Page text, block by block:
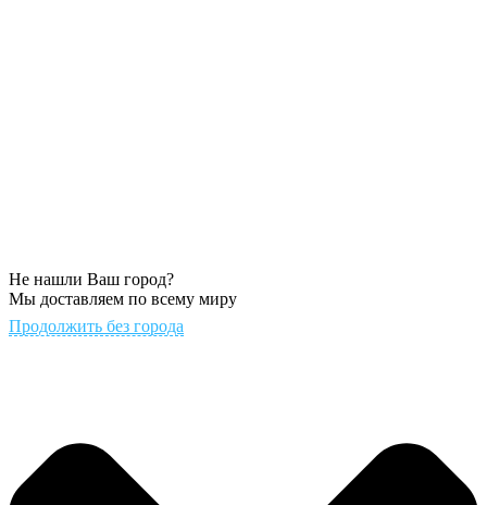
Не нашли Ваш город?
Мы доставляем по всему миру
Продолжить без города